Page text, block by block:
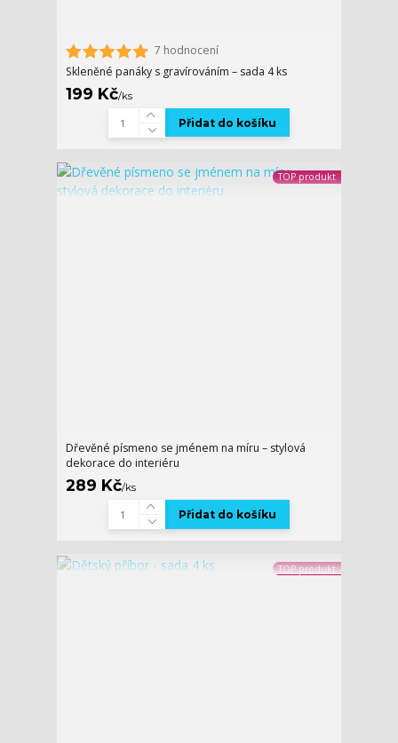
7 hodnocení
Skleněné panáky s gravírováním – sada 4 ks
199 Kč/ks
Přidat do košíku
TOP produkt
Dřevěné písmeno se jménem na míru – stylová
dekorace do interiéru
289 Kč/ks
Přidat do košíku
TOP produkt